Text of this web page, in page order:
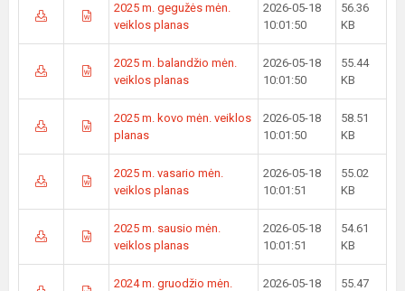
2025 m. gegužės mėn.
veiklos planas
2026-05-18
10:01:50
56.36
KB
2025 m. balandžio mėn.
veiklos planas
2026-05-18
10:01:50
55.44
KB
2025 m. kovo mėn. veiklos
planas
2026-05-18
10:01:50
58.51
KB
2025 m. vasario mėn.
veiklos planas
2026-05-18
10:01:51
55.02
KB
2025 m. sausio mėn.
veiklos planas
2026-05-18
10:01:51
54.61
KB
2024 m. gruodžio mėn.
2026-05-18
55.47